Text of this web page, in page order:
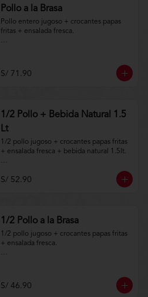
Pollo a la Brasa
Pollo entero jugoso + crocantes papas
fritas + ensalada fresca.
m/TYCGenerales
S/ 71.90
1/2 Pollo + Bebida Natural 1.5
Lt
1/2 pollo jugoso + crocantes papas fritas
+ ensalada fresca + bebida natural 1.5lt.
condiciones.https://www.lenaycarbon.co
S/ 52.90
1/2 Pollo a la Brasa
1/2 pollo jugoso + crocantes papas fritas
+ ensalada fresca.
m/TYCGenerales
S/ 46.90